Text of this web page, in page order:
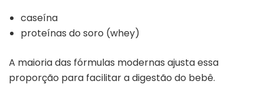
caseína
proteínas do soro (whey)
A maioria das fórmulas modernas ajusta essa
proporção para facilitar a digestão do bebê.